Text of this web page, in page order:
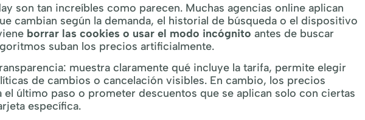
son tan increíbles como parecen. Muchas agencias online aplican
cambian según la demanda, el historial de búsqueda o el dispositivo
borrar las cookies o usar el modo incógnito antes de buscar
suban los precios artificialmente.
muestra claramente qué incluye la tarifa, permite elegir
de cambios o cancelación visibles. En cambio, los precios
el último paso o prometer descuentos que se aplican solo con ciertas
específica.